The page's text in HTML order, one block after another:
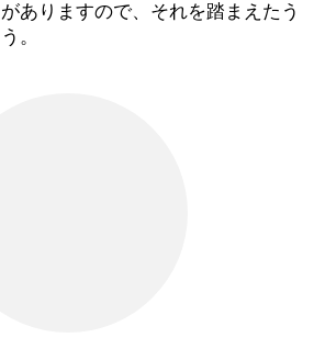
ありますので、それを踏まえたう
。